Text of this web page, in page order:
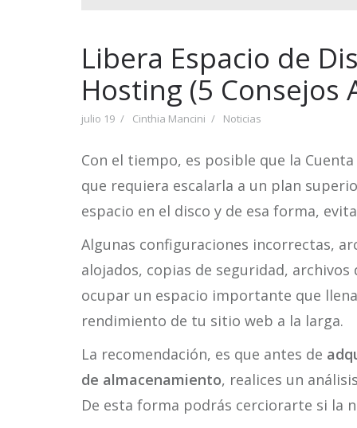
Libera Espacio de
Hosting (5 Consejos
julio 19 Cinthia Mancini Noticias
Con el tiempo, es posible que la
que requiera escalarla a un plan
espacio en el disco y de esa forma,
Algunas configuraciones incorrectas,
alojados, copias de seguridad,
ocupar un espacio importante que
rendimiento de tu sitio web a la larga.
La recomendación, es que antes de
de almacenamiento, realices un
De esta forma podrás cerciorarte si la